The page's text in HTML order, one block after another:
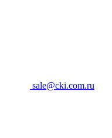
sale@cki.com.ru